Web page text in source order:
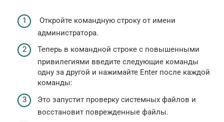
Откройте командную строку от имени
администратора.
Теперь в командной строке с повышенными
привилегиями введите следующие команды
одну за другой и нажимайте Enter после каждой
команды:
Это запустит проверку системных файлов и
восстановит поврежденные файлы.